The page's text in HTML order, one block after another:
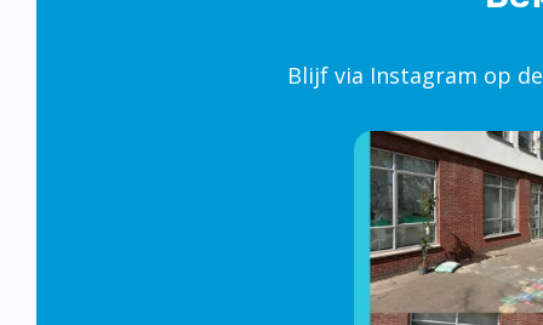
Blijf via Instagram op